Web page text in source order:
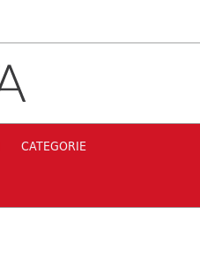
CATEGORIE